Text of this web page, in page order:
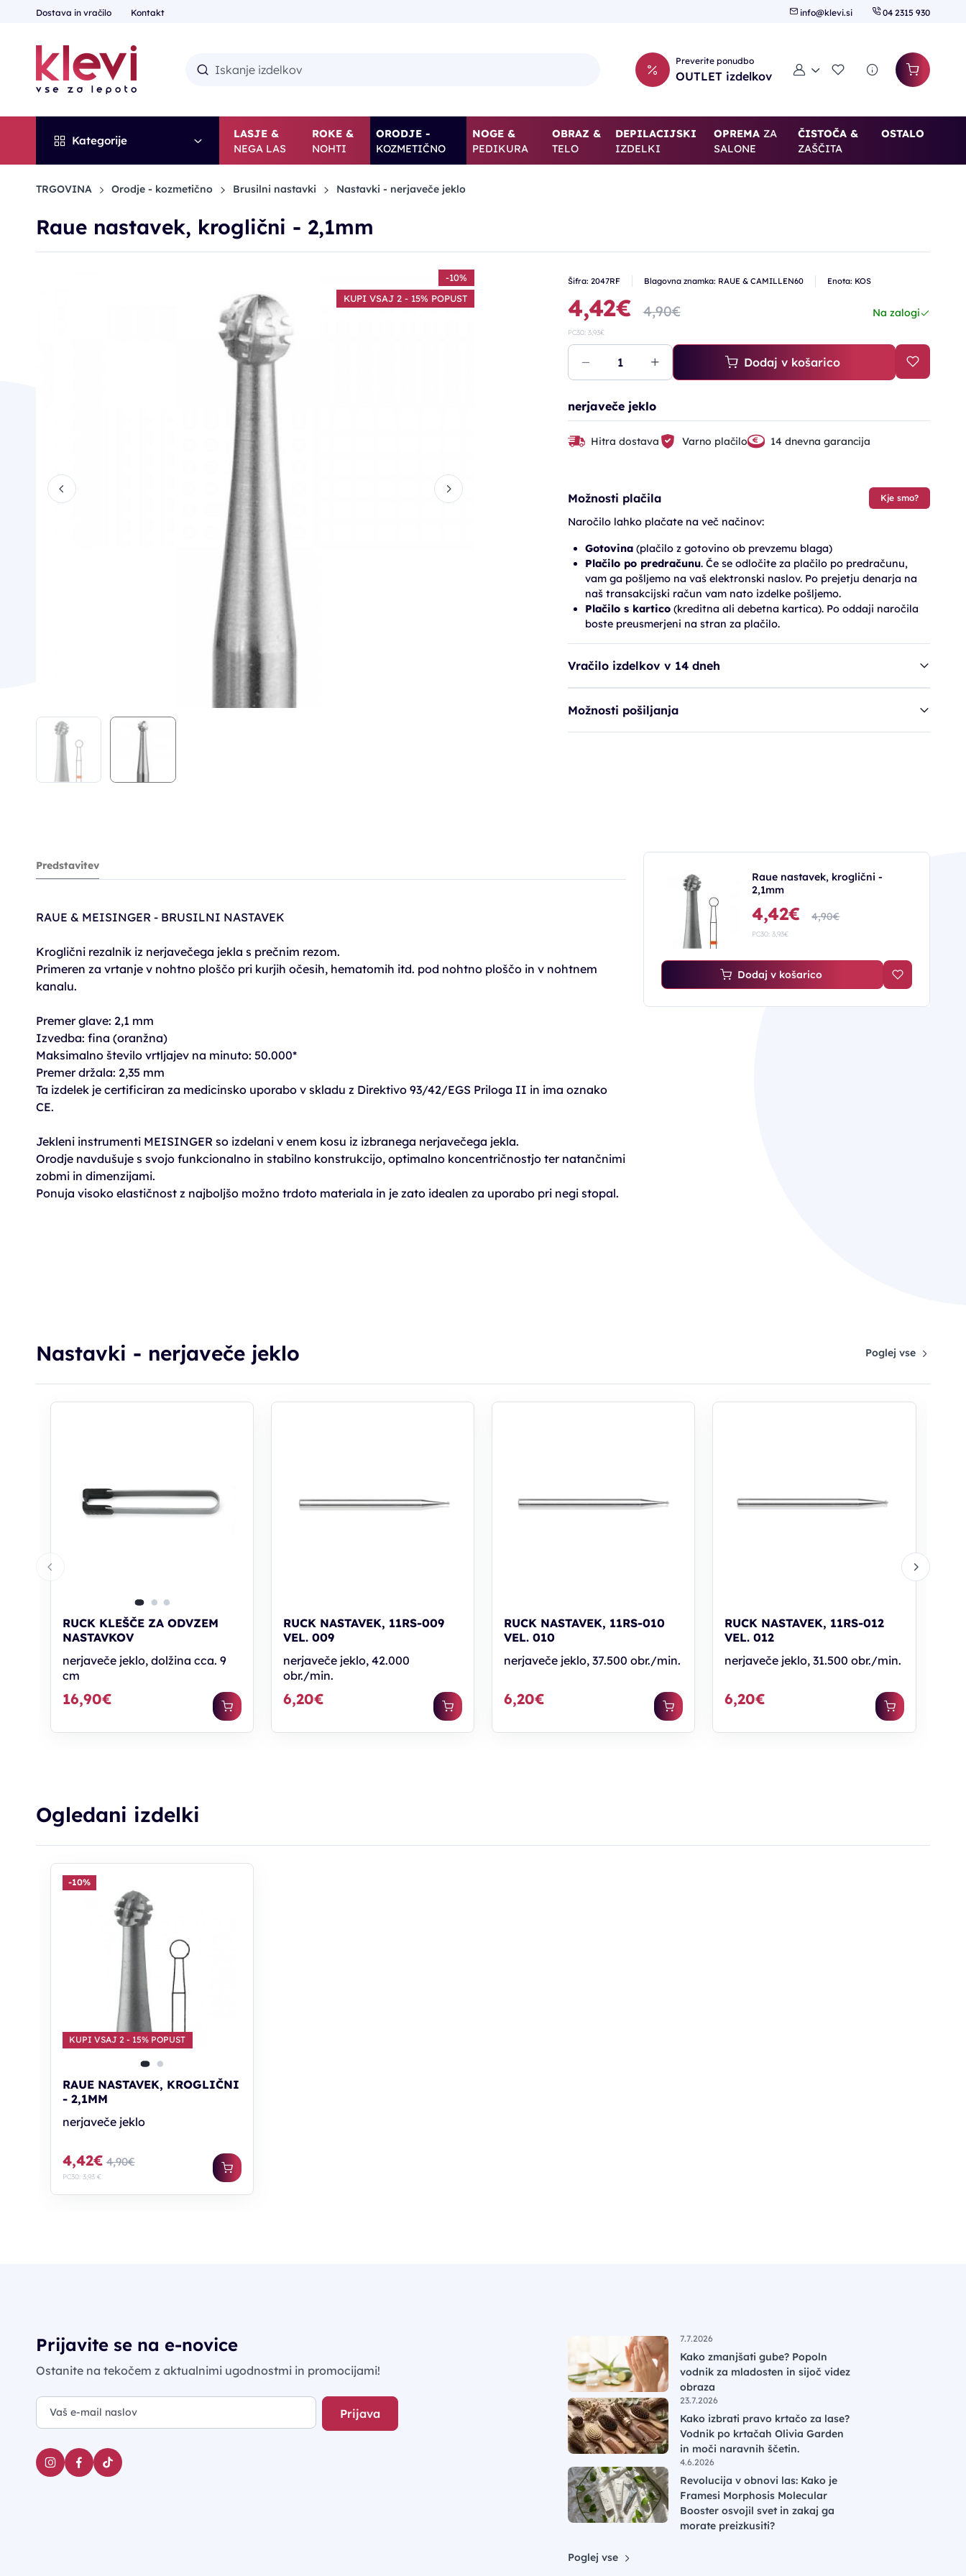
Dostava in vračilo Kontakt info@klevi.si 04 2315 930
Preverite ponudbo
OUTLET izdelkov Moj računSeznam želja
Kategorije
LASJE &
NEGA LAS
ROKE &
NOHTI
ORODJE -
KOZMETIČNO
NOGE &
PEDIKURA
OBRAZ &
TELO
DEPILACIJSKI
IZDELKI
OPREMAZA
SALONE
ČISTOČA &
ZAŠČITA
OSTALO
TRGOVINA Orodje - kozmetično Brusilni nastavki Nastavki - nerjaveče jeklo
Raue nastavek, kroglični - 2,1mm
-10%
KUPI VSAJ 2 - 15% POPUST
Šifra: 2047RF Blagovna znamka: RAUE & CAMILLEN60 Enota: KOS
4,42€ 4,90€ Na zalogi
PC30: 3,93€
Dodaj v košarico
nerjaveče jeklo
Hitra dostava Varno plačilo 14 dnevna garancija
Možnosti plačila Kje smo?
Naročilo lahko plačate na več načinov:
Gotovina(plačilo z gotovino ob prevzemu blaga)
Plačilo po predračunu. Če se odločite za plačilo po predračunu,
vam ga pošljemo na vaš elektronski naslov. Po prejetju denarja na
naš transakcijski račun vam nato izdelke pošljemo.
Plačilo s kartico(kreditna ali debetna kartica). Po oddaji naročila
boste preusmerjeni na stran za plačilo.
Vračilo izdelkov v 14 dneh
Možnosti pošiljanja
Predstavitev
RAUE & MEISINGER - BRUSILNI NASTAVEK
Kroglični rezalnik iz nerjavečega jekla s prečnim rezom.
Primeren za vrtanje v nohtno ploščo pri kurjih očesih, hematomih itd. pod nohtno ploščo in v nohtnem
kanalu.
Premer glave: 2,1 mm
Izvedba: fina (oranžna)
Maksimalno število vrtljajev na minuto: 50.000*
Premer držala: 2,35 mm
Ta izdelek je certificiran za medicinsko uporabo v skladu z Direktivo 93/42/EGS Priloga II in ima oznako
CE.
Jekleni instrumenti MEISINGER so izdelani v enem kosu iz izbranega nerjavečega jekla.
Orodje navdušuje s svojo funkcionalno in stabilno konstrukcijo, optimalno koncentričnostjo ter natančnimi
zobmi in dimenzijami.
Ponuja visoko elastičnost z najboljšo možno trdoto materiala in je zato idealen za uporabo pri negi stopal.
Raue nastavek, kroglični -
2,1mm
4,42€ 4,90€
PC30: 3,93€
Dodaj v košarico
Nastavki - nerjaveče jeklo Poglej vse
RUCK KLEŠČE ZA ODVZEM
NASTAVKOV
nerjaveče jeklo, dolžina cca. 9
cm
16,90€
RUCK NASTAVEK, 11RS-009
VEL. 009
nerjaveče jeklo, 42.000
obr./min.
6,20€
RUCK NASTAVEK, 11RS-010
VEL. 010
nerjaveče jeklo, 37.500 obr./min.
6,20€
RUCK NASTAVEK, 11RS-012
VEL. 012
nerjaveče jeklo, 31.500 obr./min.
6,20€
Ogledani izdelki
KUPI VSAJ 2 - 15% POPUST
-10%
RAUE NASTAVEK, KROGLIČNI
- 2,1MM
nerjaveče jeklo
4,42€ 4,90€
PC30: 3,93 €
Prijavite se na e-novice
Ostanite na tekočem z aktualnimi ugodnostmi in promocijami!
Prijava
7.7.2026
Kako zmanjšati gube? Popoln
vodnik za mladosten in sijoč videz
obraza
23.7.2026
Kako izbrati pravo krtačo za lase?
Vodnik po krtačah Olivia Garden
in moči naravnih ščetin.
4.6.2026
Revolucija v obnovi las: Kako je
Framesi Morphosis Molecular
Booster osvojil svet in zakaj ga
morate preizkusiti?
Poglej vse